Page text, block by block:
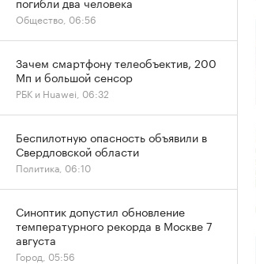
Общество, 06:56
Зачем смартфону телеобъектив, 200
Мп и большой сенсор
РБК и Huawei, 06:32
Беспилотную опасность объявили в
Свердловской области
Политика, 06:10
Синоптик допустил обновление
температурного рекорда в Москве 7
августа
Город, 05:56